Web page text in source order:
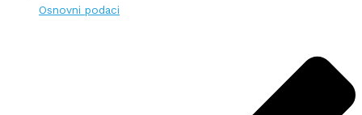
Osnovni podaci